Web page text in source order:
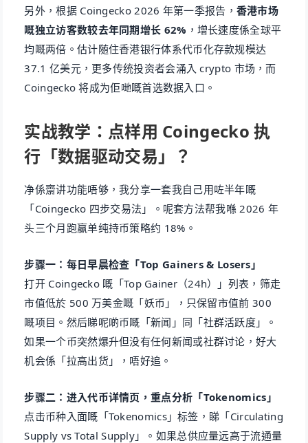
另外，根据 Coingecko 2026 年第一季报告， 香港市场
嘅独立访客数较去年同期增长 62% ，增长速度係全球平
均嘅两倍。估计随住香港银行体系代币化存款规模达
37.1 亿美元，更多传统投资者会涌入 crypto 市场，而
Coingecko 将成为佢哋嘅首选数据入口。
实战教学：点样用 Coingecko 执
行「数据驱动交易」？
净係齋讲功能唔够，我分享一套我自己用咗半年嘅
「Coingecko 四步交易法」。呢套方法帮我喺 2026 年
头三个月跑赢单纯持币策略约 18%。
步骤一：每日早晨检查「Top Gainers & Losers」
打开 Coingecko 嘅「Top Gainer（24h）」列表，筛走
市值低於 500 万美金嘅「妖币」，只保留市值前 300
嘅项目。然后睇呢啲币嘅「新闻」同「社群活跃度」。
如果一个币突然爆升但没有任何新闻或社群讨论，好大
机会係「拉高出货」，唔好追。
步骤二：进入代币详情页，重点分析「Tokenomics」
点击币种入面嘅「Tokenomics」标签，睇「Circulating
Supply vs Total Supply」。如果总供应量远高于流通量